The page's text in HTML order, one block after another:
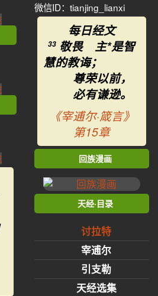
微信ID：tianjing_lianxi
每日经文
33 敬畏 主*是智
慧的教诲；
尊荣以前，
必有谦逊。
《宰逋尔·箴言》
第15章
回族漫画
天经·目录
讨拉特
宰逋尔
引支勒
天经选集